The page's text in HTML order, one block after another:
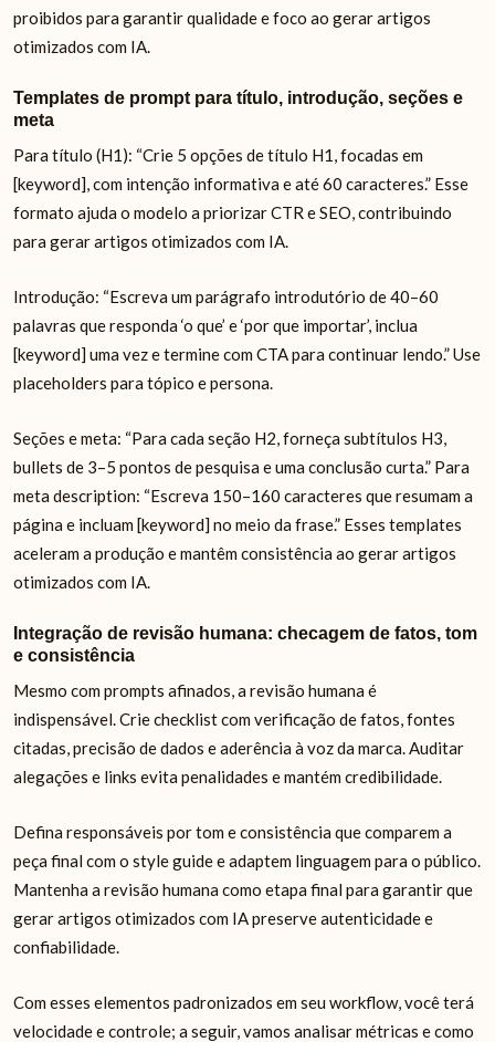
proibidos para garantir qualidade e foco ao gerar artigos
otimizados com IA.
Templates de prompt para título, introdução, seções e
meta
Para título (H1): “Crie 5 opções de título H1, focadas em
[keyword], com intenção informativa e até 60 caracteres.” Esse
formato ajuda o modelo a priorizar CTR e SEO, contribuindo
para gerar artigos otimizados com IA.
Introdução: “Escreva um parágrafo introdutório de 40–60
palavras que responda ‘o que’ e ‘por que importar’, inclua
[keyword] uma vez e termine com CTA para continuar lendo.” Use
placeholders para tópico e persona.
Seções e meta: “Para cada seção H2, forneça subtítulos H3,
bullets de 3–5 pontos de pesquisa e uma conclusão curta.” Para
meta description: “Escreva 150–160 caracteres que resumam a
página e incluam [keyword] no meio da frase.” Esses templates
aceleram a produção e mantêm consistência ao gerar artigos
otimizados com IA.
Integração de revisão humana: checagem de fatos, tom
e consistência
Mesmo com prompts afinados, a revisão humana é
indispensável. Crie checklist com verificação de fatos, fontes
citadas, precisão de dados e aderência à voz da marca. Auditar
alegações e links evita penalidades e mantém credibilidade.
Defina responsáveis por tom e consistência que comparem a
peça final com o style guide e adaptem linguagem para o público.
Mantenha a revisão humana como etapa final para garantir que
gerar artigos otimizados com IA preserve autenticidade e
confiabilidade.
Com esses elementos padronizados em seu workflow, você terá
velocidade e controle; a seguir, vamos analisar métricas e como